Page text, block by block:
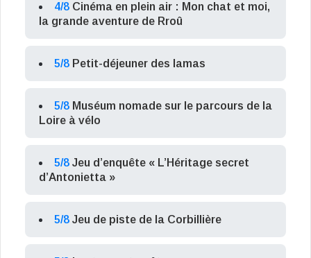
4/8 Cinéma en plein air : Mon chat et moi,
la grande aventure de Rroû
5/8 Petit-déjeuner des lamas
5/8 Muséum nomade sur le parcours de la
Loire à vélo
5/8 Jeu d’enquête « L’Héritage secret
d’Antonietta »
5/8 Jeu de piste de la Corbillière